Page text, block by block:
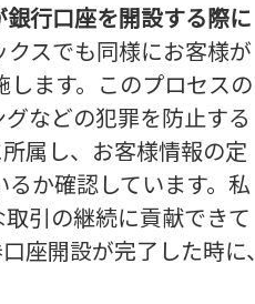
行口座を開設する際に
スでも同様にお客様が
ます。このプロセスの
などの犯罪を防止する
属し、お客様情報の定
か確認しています。私
引の継続に貢献できて
座開設が完了した時に、